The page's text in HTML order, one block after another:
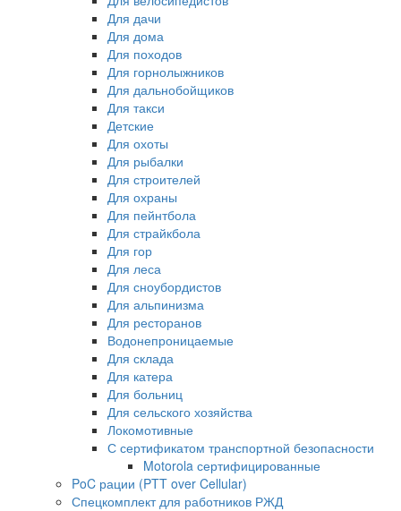
Для дачи
Для дома
Для походов
Для горнолыжников
Для дальнобойщиков
Для такси
Детские
Для охоты
Для рыбалки
Для строителей
Для охраны
Для пейнтбола
Для страйкбола
Для гор
Для леса
Для сноубордистов
Для альпинизма
Для ресторанов
Водонепроницаемые
Для склада
Для катера
Для больниц
Для сельского хозяйства
Локомотивные
С сертификатом транспортной безопасности
Motorola сертифицированные
PoC рации (PTT over Cellular)
Спецкомплект для работников РЖД